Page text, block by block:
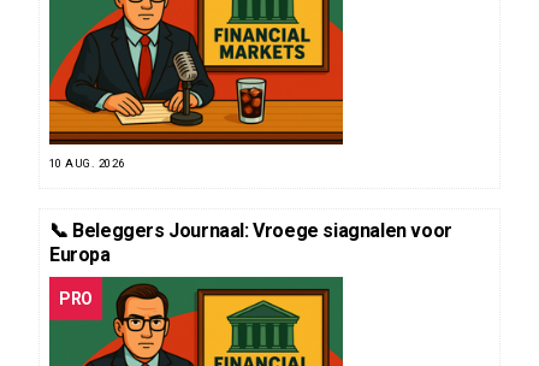
10 AUG. 2026
📞 Beleggers Journaal: Vroege siagnalen voor
Europa
PRO